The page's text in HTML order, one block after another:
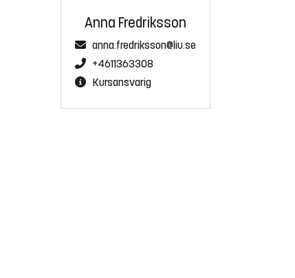
Anna Fredriksson
anna.fredriksson@liu.se
+4611363308
Kursansvarig